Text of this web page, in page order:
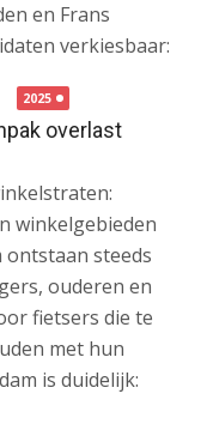
en Frans
verkiesbaar:
2025
overlast
winkelgebieden
ontstaan steeds
ouderen en
fietsers die te
met hun
is duidelijk: